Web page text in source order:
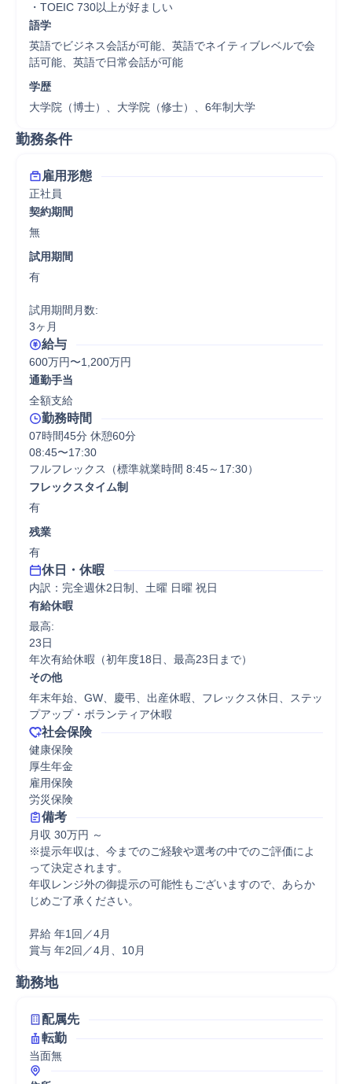
・TOEIC 730以上が好ましい
語学
英語でビジネス会話が可能、英語でネイティブレベルで会
話可能、英語で日常会話が可能
学歴
大学院（博士）、大学院（修士）、6年制大学
勤務条件
雇用形態
正社員
契約期間
無
試用期間
有
試用期間月数:
3ヶ月
給与
600万円〜1,200万円
通勤手当
全額支給
勤務時間
07時間45分 休憩60分
08:45〜17:30
フルフレックス（標準就業時間 8:45～17:30）
フレックスタイム制
有
残業
有
休日・休暇
内訳：完全週休2日制、土曜 日曜 祝日
有給休暇
最高:
23日
年次有給休暇（初年度18日、最高23日まで）
その他
年末年始、GW、慶弔、出産休暇、フレックス休日、ステッ
プアップ・ボランティア休暇
社会保険
健康保険
厚生年金
雇用保険
労災保険
備考
月収 30万円 ～
※提示年収は、今までのご経験や選考の中でのご評価によ
って決定されます。
年収レンジ外の御提示の可能性もございますので、あらか
じめご了承ください。
昇給 年1回／4月
賞与 年2回／4月、10月
勤務地
配属先
転勤
当面無